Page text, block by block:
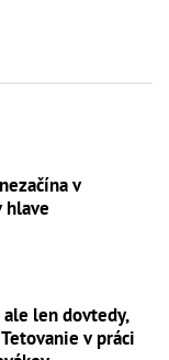
v
hlave
len dovtedy,
v práci